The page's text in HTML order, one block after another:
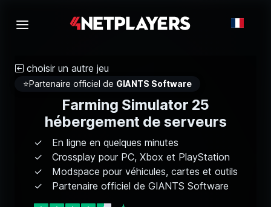
choisir un autre jeu
⭐Partenaire officiel de GIANTS Software
Farming Simulator 25
hébergement de serveurs
En ligne en quelques minutes
Crossplay pour PC, Xbox et PlayStation
Modspace pour véhicules, cartes et outils
Partenaire officiel de GIANTS Software